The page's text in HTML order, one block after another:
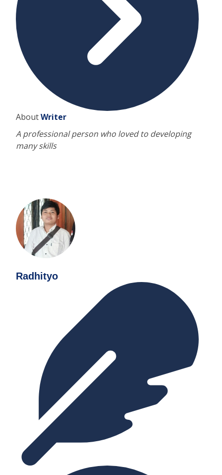
AboutWriter
A professional person who loved to developing
many skills
Radhityo